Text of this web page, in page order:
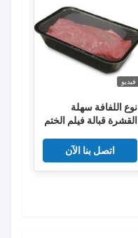
فيديو
نوع اللفافة سهلة
القشرة قبالة فيلم الختم
فيلم مضاد للضباب
للأطعمة الطازجة
اتصل بنا الآن